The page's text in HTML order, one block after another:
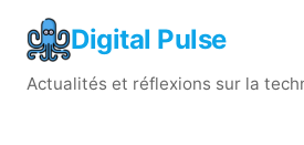
Digital Pulse
Actualités et réflexions sur la